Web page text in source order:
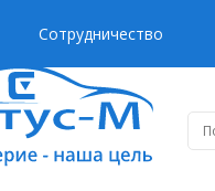
Сотрудничество